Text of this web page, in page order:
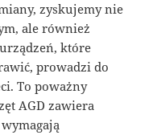
zyskujemy nie
ale również
które
prowadzi do
To poważny
AGD zawiera